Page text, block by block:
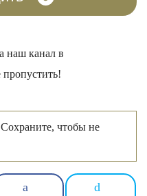
наш канал в
Сохраните, чтобы не